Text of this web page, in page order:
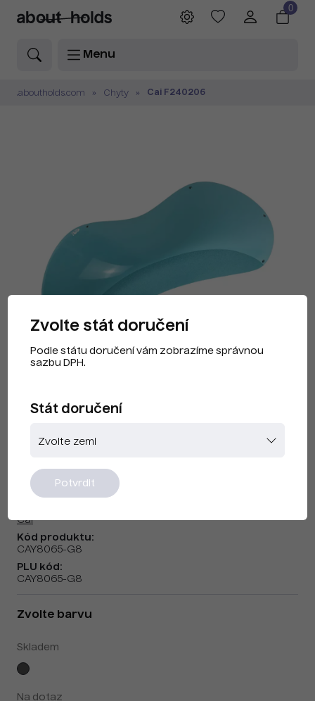
Menu
0
.aboutholds.com Chyty Cai F240206
Cai F240206
Cai
Kód produktu:
CAY8065-G8
PLU kód:
CAY8065-G8
Zvolte barvu
Skladem
Na dotaz
Zvolte stát doručení
Podle státu doručení vám zobrazíme správnou
sazbu DPH.
Stát doručení
Potvrdit